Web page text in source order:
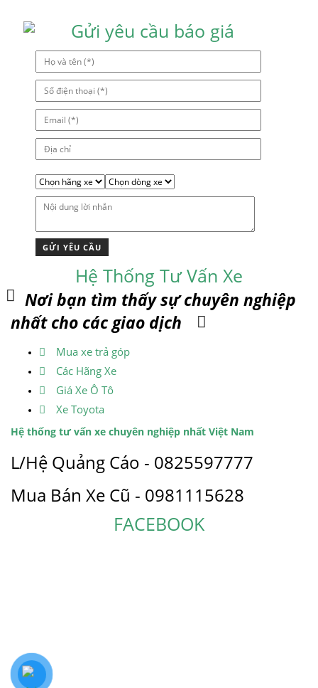
Gửi yêu cầu báo giá
Hệ Thống Tư Vấn Xe
Nơi bạn tìm thấy sự chuyên nghiệp
nhất cho các giao dịch
Mua xe trả góp
Các Hãng Xe
Giá Xe Ô Tô
Xe Toyota
Hệ thống tư vấn xe chuyên nghiệp nhất Việt Nam
L/Hệ Quảng Cáo - 0825597777
Mua Bán Xe Cũ - 0981115628
FACEBOOK